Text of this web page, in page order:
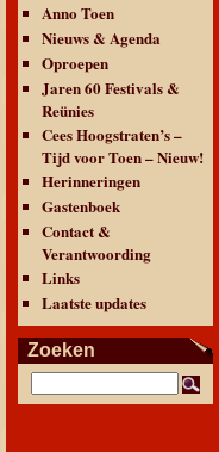
Anno Toen
Nieuws & Agenda
Oproepen
Jaren 60 Festivals &
Reünies
Cees Hoogstraten’s –
Tijd voor Toen – Nieuw!
Herinneringen
Gastenboek
Contact &
Verantwoording
Links
Laatste updates
Zoeken